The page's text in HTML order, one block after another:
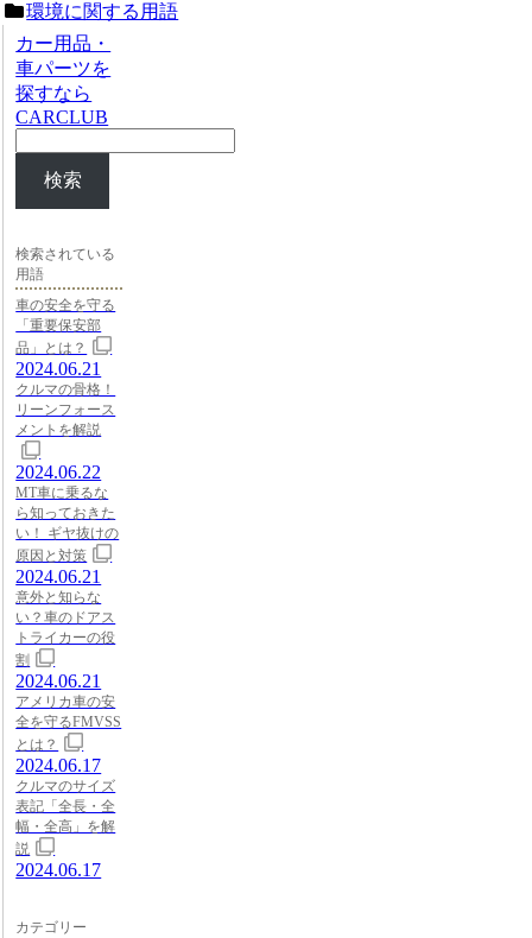
環境に関する用語
カー用品・
車パーツを
探すなら
CARCLUB
検索
検索されている
用語
車の安全を守る
「重要保安部
品」とは？
2024.06.21
クルマの骨格！
リーンフォース
メントを解説
2024.06.22
MT車に乗るな
ら知っておきた
い！ ギヤ抜けの
原因と対策
2024.06.21
意外と知らな
い？車のドアス
トライカーの役
割
2024.06.21
アメリカ車の安
全を守るFMVSS
とは？
2024.06.17
クルマのサイズ
表記「全長・全
幅・全高」を解
説
2024.06.17
カテゴリー